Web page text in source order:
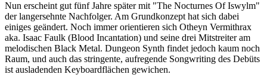
Nun erscheint gut fünf Jahre später mit "The Nocturnes Of Iswylm"
der langersehnte Nachfolger. Am Grundkonzept hat sich dabei
einiges geändert. Noch immer orientieren sich Otheyn Vermithrax
aka. Isaac Faulk (Blood Incantation) und seine drei Mitstreiter am
melodischen Black Metal. Dungeon Synth findet jedoch kaum noch
Raum, und auch das stringente, aufregende Songwriting des Debüts
ist ausladenden Keyboardflächen gewichen.